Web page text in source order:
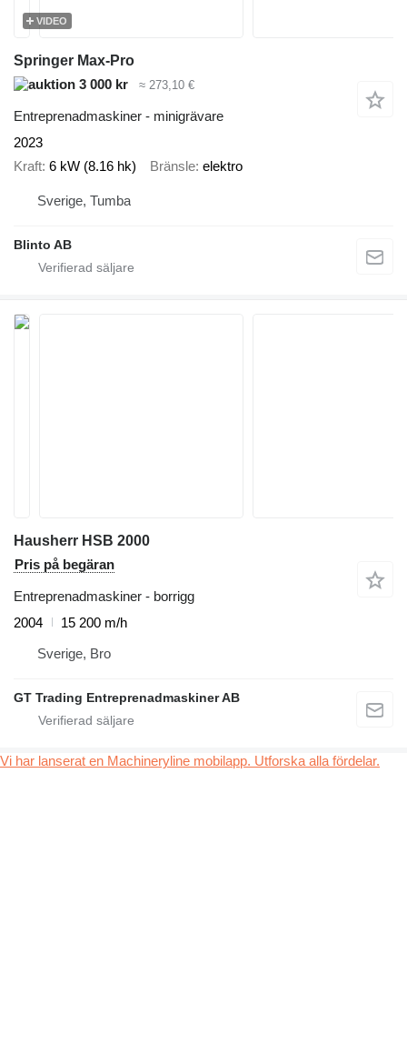
VIDEO
Springer Max-Pro
3 000 kr
≈ 273,10 €
Entreprenadmaskiner - minigrävare
2023
Kraft 6 kW (8.16 hk) Bränsle elektro
Sverige, Tumba
Blinto AB
Hausherr HSB 2000
Pris på begäran
Entreprenadmaskiner - borrigg
2004
15 200 m/h
Sverige, Bro
GT Trading Entreprenadmaskiner AB
Vi har lanserat en Machineryline mobilapp. Utforska alla fördelar.